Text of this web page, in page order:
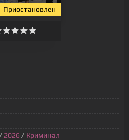
Приостановлен
/ 2026 / Криминал